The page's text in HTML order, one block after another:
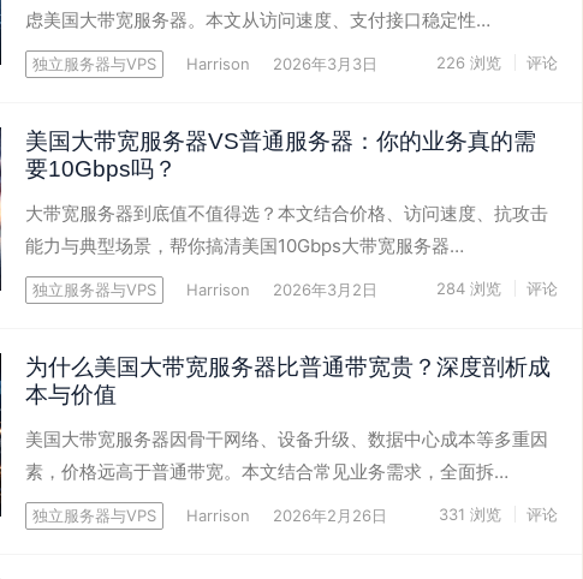
虑美国大带宽服务器。本文从访问速度、支付接口稳定性…
独立服务器与VPS Harrison 2026年3月3日 226 浏览 评论
美国大带宽服务器VS普通服务器：你的业务真的需
要10Gbps吗？
大带宽服务器到底值不值得选？本文结合价格、访问速度、抗攻击
能力与典型场景，帮你搞清美国10Gbps大带宽服务器…
独立服务器与VPS Harrison 2026年3月2日 284 浏览 评论
为什么美国大带宽服务器比普通带宽贵？深度剖析成
本与价值
美国大带宽服务器因骨干网络、设备升级、数据中心成本等多重因
素，价格远高于普通带宽。本文结合常见业务需求，全面拆…
独立服务器与VPS Harrison 2026年2月26日 331 浏览 评论